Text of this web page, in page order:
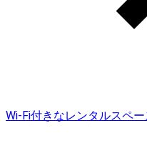
Wi-Fi付きなレンタルスペー